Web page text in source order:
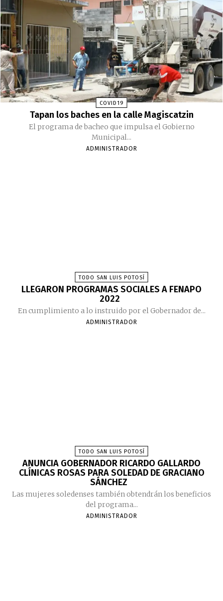
COVID19
Tapan los baches en la calle Magiscatzin
El programa de bacheo que impulsa el Gobierno
Municipal...
ADMINISTRADOR
TODO SAN LUIS POTOSÍ
LLEGARON PROGRAMAS SOCIALES A FENAPO
2022
En cumplimiento a lo instruido por el Gobernador de...
ADMINISTRADOR
TODO SAN LUIS POTOSÍ
ANUNCIA GOBERNADOR RICARDO GALLARDO
CLÍNICAS ROSAS PARA SOLEDAD DE GRACIANO
SÁNCHEZ
Las mujeres soledenses también obtendrán los beneficios
del programa...
ADMINISTRADOR